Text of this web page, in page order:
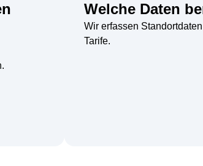
Welche Daten
Wir erfassen
Tarife.